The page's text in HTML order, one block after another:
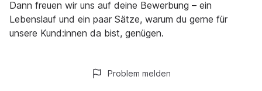
Dann freuen wir uns auf deine Bewerbung – ein
Lebenslauf und ein paar Sätze, warum du gerne für
unsere Kund:innen da bist, genügen.
Problem melden